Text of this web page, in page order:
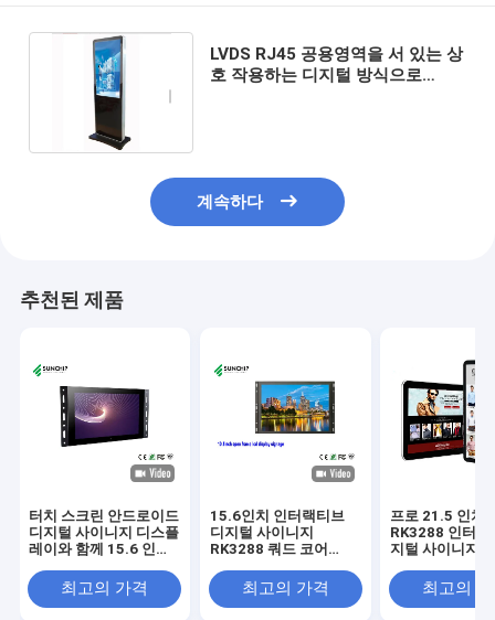
LVDS RJ45 공용영역을 서 있는 상
호 작용하는 디지털 방식으로
계속하다
추천된 제품
터치 스크린 안드로이드
디지털 사이니지 디스플
레이와 함께 15.6 인치
픈 프레임최고의 가격
15.6인치 인터랙티브
디지털 사이니지
RK3288 쿼드 코어
최고의 가격
프로 21.5 인치
RK3288 인터랙
지털 사이니지
10 적외선 리모
LCD AD 플레이
최고의